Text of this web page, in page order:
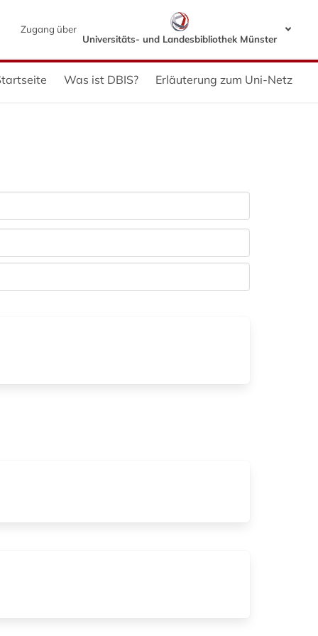
Zugang über
Universitäts- und Landesbibliothek Münster
Was ist DBIS? Erläuterung zum Uni-Netz